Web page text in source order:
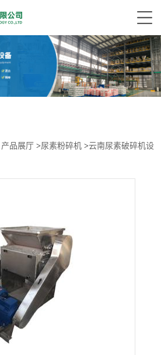
产品展厅 >尿素粉碎机 >云南尿素破碎机设